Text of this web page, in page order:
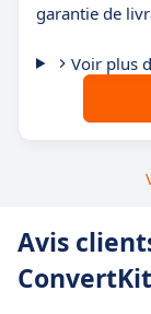
garantie de
Voir plus
Avis